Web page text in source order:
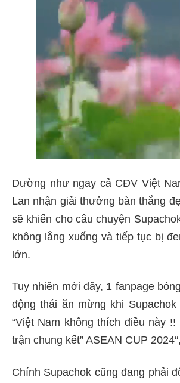
Dường như ngay cả CĐV Việt
Lan nhận giải thưởng bàn thắng
sẽ khiến cho câu chuyện
không lắng xuống và tiếp tục bị
lớn.
Tuy nhiên mới đây, 1 fanpage
động thái ăn mừng khi
“Việt Nam không thích điều này
trận chung kết” ASEAN CUP
Chính Supachok cũng đang phải